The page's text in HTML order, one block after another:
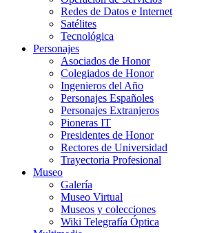
Redes de Datos e Internet
Satélites
Tecnológica
Personajes
Asociados de Honor
Colegiados de Honor
Ingenieros del Año
Personajes Españoles
Personajes Extranjeros
Pioneras IT
Presidentes de Honor
Rectores de Universidad
Trayectoria Profesional
Museo
Galería
Museo Virtual
Museos y colecciones
Wiki Telegrafía Óptica